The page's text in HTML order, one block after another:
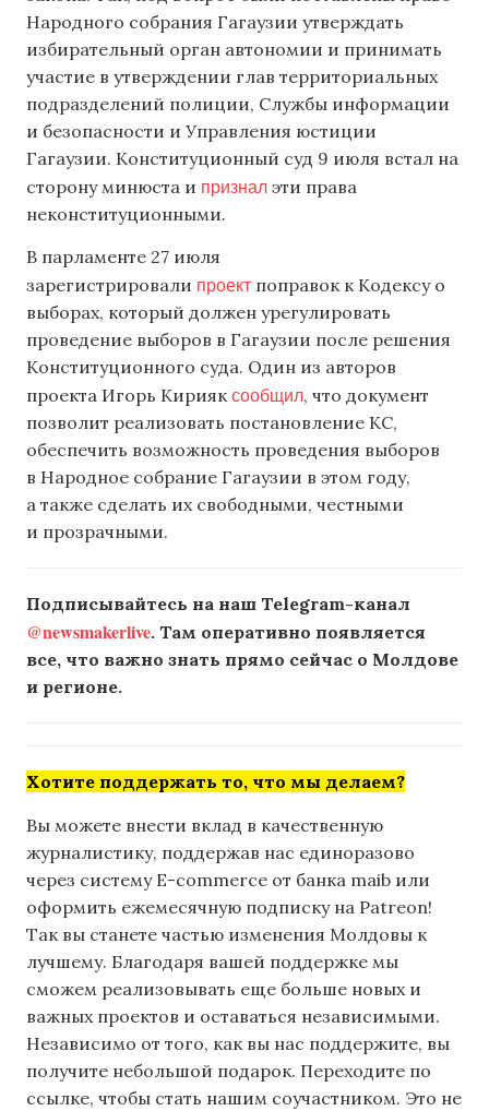
Народного собрания Гагаузии утверждать
избирательный орган автономии и принимать
участие в утверждении глав территориальных
подразделений полиции, Службы информации
и безопасности и Управления юстиции
Гагаузии. Конституционный суд 9 июля встал на
сторону минюста и признал эти права
неконституционными.
В парламенте 27 июля
зарегистрировали проект поправок к Кодексу о
выборах, который должен урегулировать
проведение выборов в Гагаузии после решения
Конституционного суда. Один из авторов
проекта Игорь Кирияксообщил, что документ
позволит реализовать постановление КС,
обеспечить возможность проведения выборов
в Народное собрание Гагаузии в этом году,
а также сделать их свободными, честными
и прозрачными.
Подписывайтесь на наш Telegram-канал
@newsmakerlive. Там оперативно появляется
все, что важно знать прямо сейчас о Молдове
и регионе.
Хотите поддержать то, что мы делаем?
Вы можете внести вклад в качественную
журналистику, поддержав нас единоразово
через систему E-commerce от банка maib или
оформить ежемесячную подписку на Patreon!
Так вы станете частью изменения Молдовы к
лучшему. Благодаря вашей поддержке мы
сможем реализовывать еще больше новых и
важных проектов и оставаться независимыми.
Независимо от того, как вы нас поддержите, вы
получите небольшой подарок. Переходите по
ссылке, чтобы стать нашим соучастником. Это не